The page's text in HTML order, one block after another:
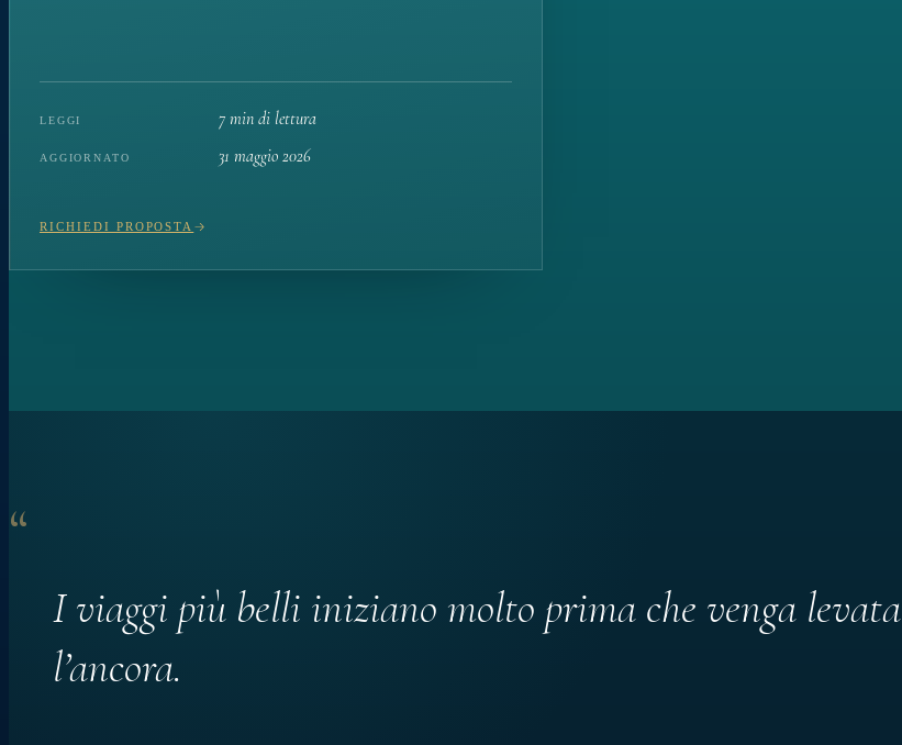
LEGGI 7 min di lettura
AGGIORNATO 31 maggio 2026
RICHIEDI PROPOSTA
“
I viaggi più belli iniziano molto prima che venga levata
l’ancora.